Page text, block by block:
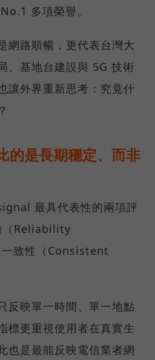
多項榮譽。
網路順暢，更代表台灣大
、基地台建設與 5G 技術
讓外界重新思考：究竟什
的是長期穩定、而非
最具代表性的兩項評
（Reliability
致性（Consistent
反映單一時間、單一地點
標更重視使用者在真實生
也是最能反映電信業者網